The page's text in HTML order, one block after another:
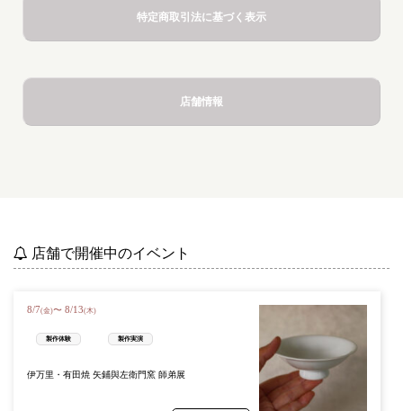
特定商取引法に基づく表示
店舗情報
店舗で開催中のイベント
8/7(金)〜 8/13(木)
製作体験 製作実演
伊万里・有田焼 矢鋪與左衛門窯 師弟展